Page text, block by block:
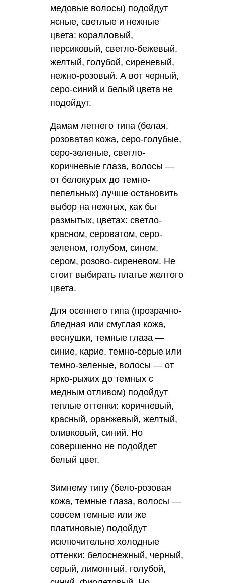
медовые волосы) подойдут
ясные, светлые и нежные
цвета: коралловый,
персиковый, светло-бежевый,
желтый, голубой, сиреневый,
нежно-розовый. А вот черный,
серо-синий и белый цвета не
подойдут.
Дамам летнего типа (белая,
розоватая кожа, серо-голубые,
серо-зеленые, светло-
коричневые глаза, волосы —
от белокурых до темно-
пепельных) лучше остановить
выбор на нежных, как бы
размытых, цветах: светло-
красном, сероватом, серо-
зеленом, голубом, синем,
сером, розово-сиреневом. Не
стоит выбирать платье желтого
цвета.
Для осеннего типа (прозрачно-
бледная или смуглая кожа,
веснушки, темные глаза —
синие, карие, темно-серые или
темно-зеленые, волосы — от
ярко-рыжих до темных с
медным отливом) подойдут
теплые оттенки: коричневый,
красный, оранжевый, желтый,
оливковый, синий. Но
совершенно не подойдет
белый цвет.
Зимнему типу (бело-розовая
кожа, темные глаза, волосы —
совсем темные или же
платиновые) подойдут
исключительно холодные
оттенки: белоснежный, черный,
серый, лимонный, голубой,